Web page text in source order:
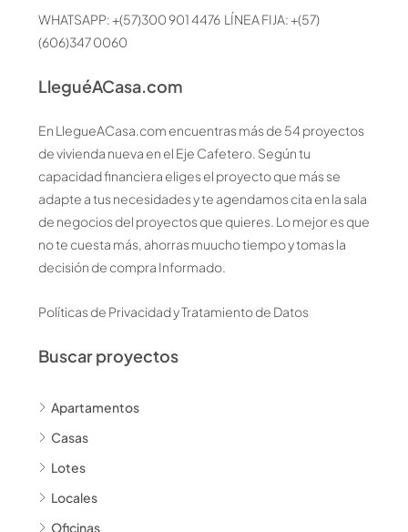
WHATSAPP: +(57)300 901 4476 LÍNEA FIJA: +(57)
(606)347 0060
LleguéACasa.com
En LlegueACasa.com encuentras más de 54 proyectos
de vivienda nueva en el Eje Cafetero. Según tu
capacidad financiera eliges el proyecto que más se
adapte a tus necesidades y te agendamos cita en la sala
de negocios del proyectos que quieres. Lo mejor es que
no te cuesta más, ahorras muucho tiempo y tomas la
decisión de compra Informado.
Políticas de Privacidad y Tratamiento de Datos
Buscar proyectos
Apartamentos
Casas
Lotes
Locales
Oficinas